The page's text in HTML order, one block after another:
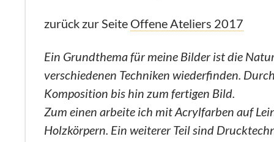
zurück zur Seite Offene Ateliers 2017
Ein Grundthema für meine Bilder ist die
verschiedenen Techniken wiederfinden.
Komposition bis hin zum fertigen Bild.
Zum einen arbeite ich mit Acrylfarben auf
Holzkörpern. Ein weiterer Teil sind